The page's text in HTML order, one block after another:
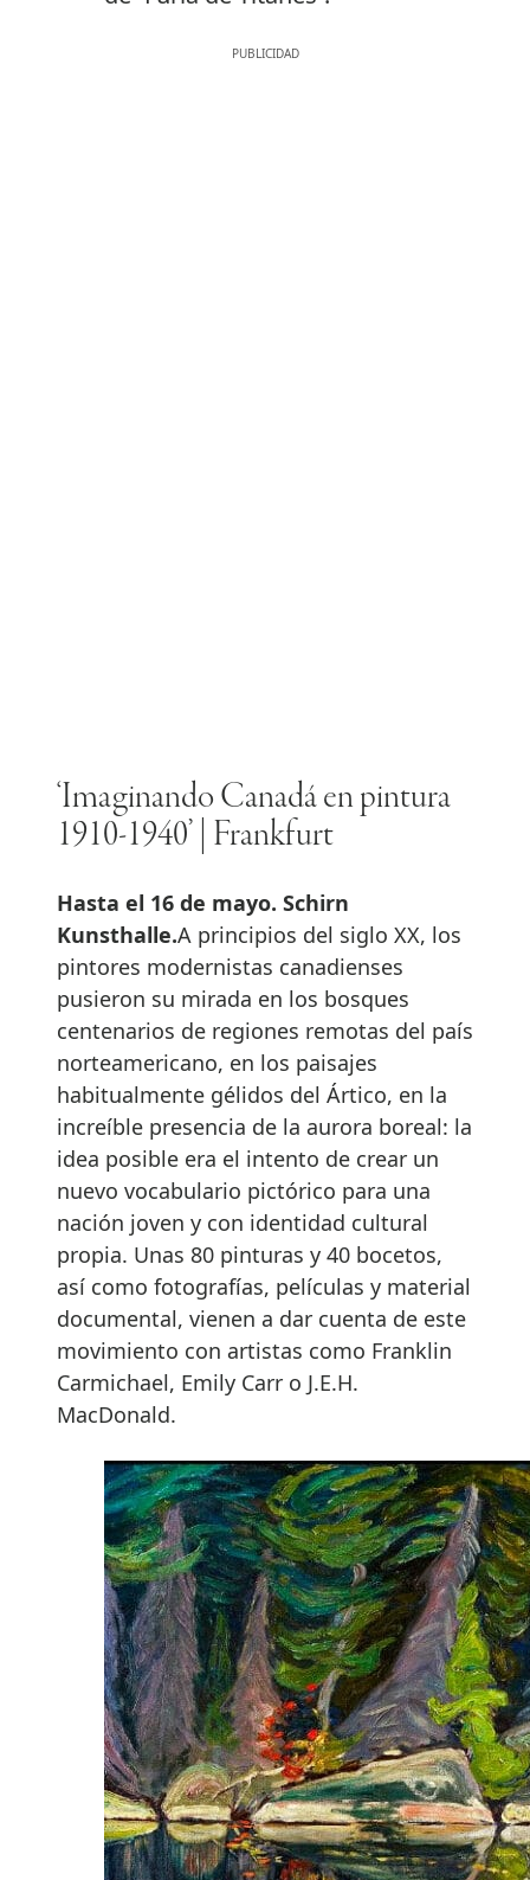
‘Imaginando Canadá en pintura
1910-1940’ | Frankfurt
Hasta el 16 de mayo. Schirn
Kunsthalle.A principios del siglo XX, los
pintores modernistas canadienses
pusieron su mirada en los bosques
centenarios de regiones remotas del país
norteamericano, en los paisajes
habitualmente gélidos del Ártico, en la
increíble presencia de la aurora boreal: la
idea posible era el intento de crear un
nuevo vocabulario pictórico para una
nación joven y con identidad cultural
propia. Unas 80 pinturas y 40 bocetos,
así como fotografías, películas y material
documental, vienen a dar cuenta de este
movimiento con artistas como Franklin
Carmichael, Emily Carr o J.E.H.
MacDonald.